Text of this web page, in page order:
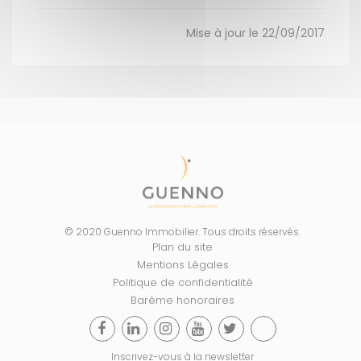
Mise à jour le 22/09/2017
© 2020 Guenno Immobilier. Tous droits réservés.
Plan du site
Mentions Légales
Politique de confidentialité
Barème honoraires
Inscrivez-vous à la newsletter